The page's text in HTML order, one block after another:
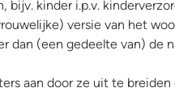
bijv. kinder i.p.v.
versie van het
dan (een gedeelte van) de
aan door ze uit te